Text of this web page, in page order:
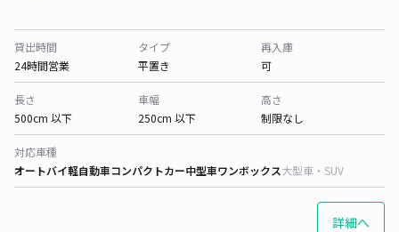
貸出時間
24時間営業
タイプ
平置き
再入庫
可
長さ
500cm 以下
車幅
250cm 以下
高さ
制限なし
対応車種
オートバイ軽自動車コンパクトカー中型車ワンボックス大型車・SUV
詳細へ